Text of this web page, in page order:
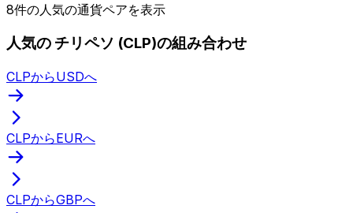
8件の人気の通貨ペアを表示
人気の チリペソ (CLP)の組み合わせ
CLPからUSDへ
CLPからEURへ
CLPからGBPへ